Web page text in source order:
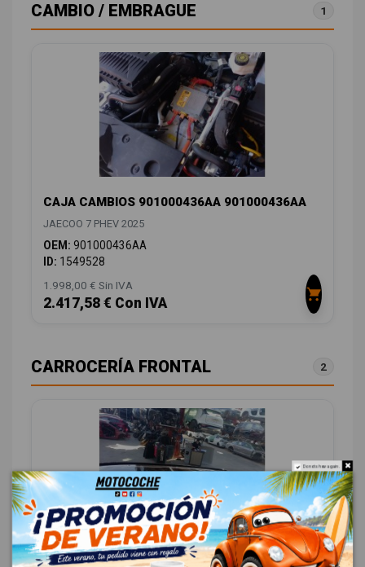
CAMBIO / EMBRAGUE 1
CAJA CAMBIOS 901000436AA 901000436AA
JAECOO 7 PHEV 2025
OEM: 901000436AA
ID: 1549528
1.998,00 € Sin IVA
2.417,58 € Con IVA
CARROCERÍA FRONTAL 2
TECHO ELECTRICO 603000367AA
Do not show again.